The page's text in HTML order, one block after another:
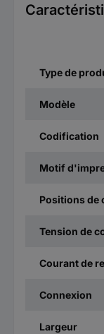
Type de
Modèle
Codification
Motif
Positions de
Tension de
Courant de
Connexion
Largeur